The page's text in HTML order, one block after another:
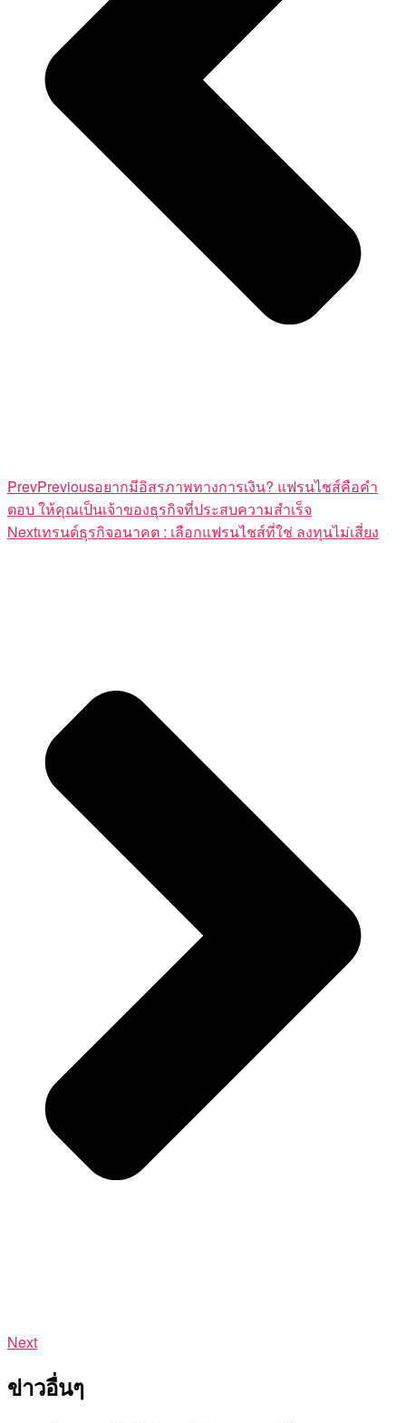
PrevPreviousอยากมีอิสรภาพทางการเงิน? แฟรนไชส์คือคำ
ตอบ ให้คุณเป็นเจ้าของธุรกิจที่ประสบความสำเร็จ
Nextเทรนด์ธุรกิจอนาคต : เลือกแฟรนไชส์ที่ใช่ ลงทุนไม่เสี่ยง
Next
ข่าวอื่นๆ